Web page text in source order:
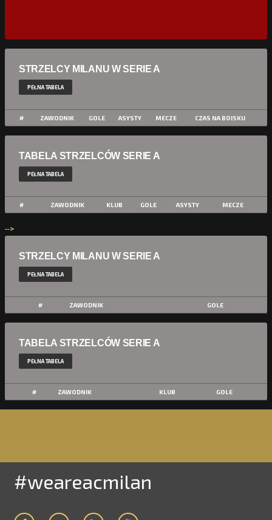
STRZELCY MILANU W SERIE A
PEŁNA TABELA
# ZAWODNIK GOLE ASYSTY MECZE CZAS NA BOISKU
TABELA STRZELCÓW SERIE A
PEŁNA TABELA
# ZAWODNIK KLUB GOLE ASYSTY MECZE
-->
STRZELCY MILANU W SERIE A
PEŁNA TABELA
# ZAWODNIK GOLE
TABELA STRZELCÓW SERIE A
PEŁNA TABELA
# ZAWODNIK KLUB GOLE
#weareacmilan